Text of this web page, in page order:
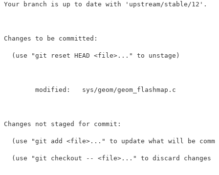
Your branch is up to date with 'upstream/stable/12'.
Changes to be committed:
  (use "git reset HEAD <file>..." to unstage)
        modified:   sys/geom/geom_flashmap.c
Changes not staged for commit:
(use "git add <file>..." to update what will be
(use "git checkout -- <file>..." to discard changes